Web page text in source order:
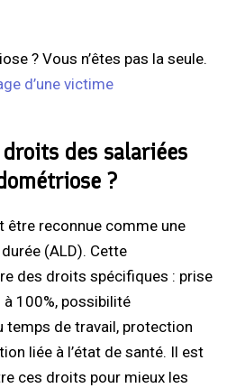
? Vous n’êtes pas la seule.
d’une victime
des salariées
?
être reconnue comme une
(ALD). Cette
des droits spécifiques : prise
100%, possibilité
temps de travail, protection
liée à l’état de santé. Il est
ces droits pour mieux les